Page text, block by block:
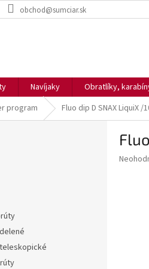
obchod@sumciar.sk
Navíjaky Obratlíky,
program Fluo dip D SNAX LiquiX /